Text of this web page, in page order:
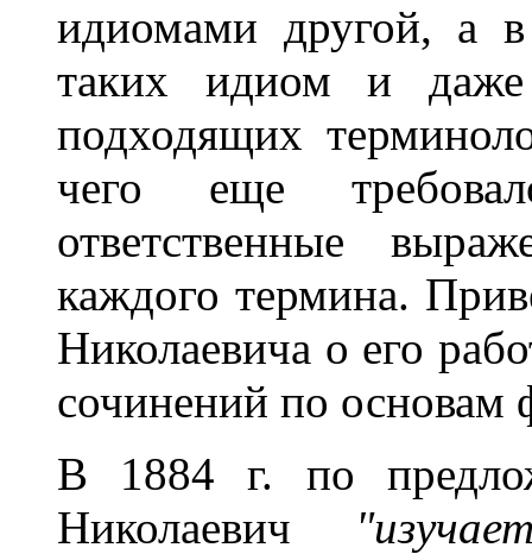
идиомами другой, а в
таких идиом и
подходящих
чего еще
ответственные
каждого термина.
Николаевича о его
сочинений по основам
В 1884 г. по
Николаевич